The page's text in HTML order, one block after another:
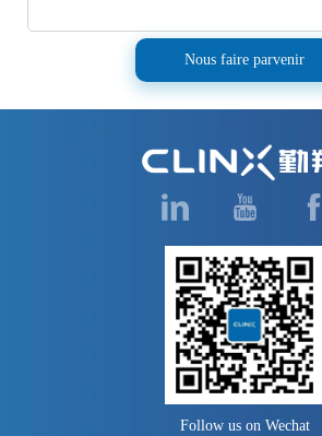
Nous faire parvenir
Follow us on Wechat